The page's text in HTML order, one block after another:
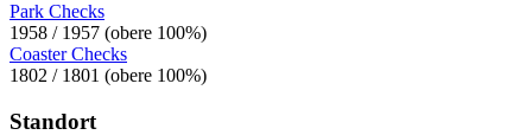
Park Checks
1958 / 1957 (obere 100%)
Coaster Checks
1802 / 1801 (obere 100%)
Standort